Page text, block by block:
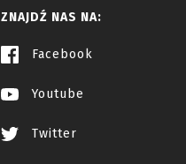
ZNAJDŹ NAS NA:
Facebook
Youtube
Twitter